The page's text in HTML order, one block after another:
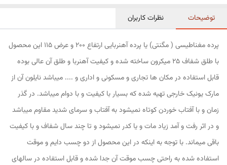
توضیحات نظرات کاربران
پرده مغناطیسی ( مگنتی) یا پرده آهنربایی ارتفاع 200 و عرض 115 این محصول
با طلق شفاف 25 میکرون ساخته شده و کیفیت آهنربا و طلق آن عالی بوده
قابل استفاده در مکان ها تجاری و مسکونی و اداری و .... میباشد نایلون آن از
مارک یونیک خارجی تهیه شده که بسیار با کیفیت و با دوام میباشد. در گذر
زمان و با آفتاب خوردن کوتاه نمیشود به آفتاب و سرمای شدید مقاوم میباشد
و در اثر رفت و آمد زیاد مات و یا کدر نمیشود و تا چند سال شفاف و با کیفیت
باقی میماند. با توجه به اینکه در این محصول از دو چسب دایم و موقت
استفاده شده به راحتی چسب موقت آن جدا شده و قابل استفاده در سالهای